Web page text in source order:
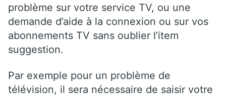
problème sur votre service TV, ou une
demande d’aide à la connexion ou sur vos
abonnements TV sans oublier l’item
suggestion.
Par exemple pour un problème de
télévision, il sera nécessaire de saisir votre